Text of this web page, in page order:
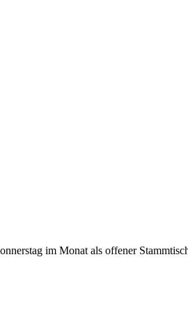
im Monat als offener